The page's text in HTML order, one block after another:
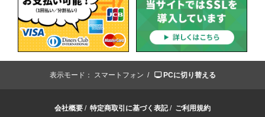
表示モード： スマートフォン / PCに切り替える
会社概要 / 特定商取引に基づく表記/ ご利用規約